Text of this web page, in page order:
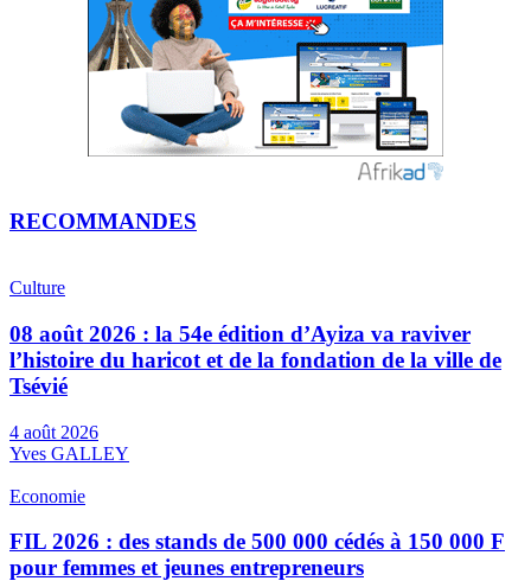
RECOMMANDES
Culture
08 août 2026 : la 54e édition d’Ayiza va raviver
l’histoire du haricot et de la fondation de la ville de
Tsévié
4 août 2026
Yves GALLEY
Economie
FIL 2026 : des stands de 500 000 cédés à 150 000 F
pour femmes et jeunes entrepreneurs